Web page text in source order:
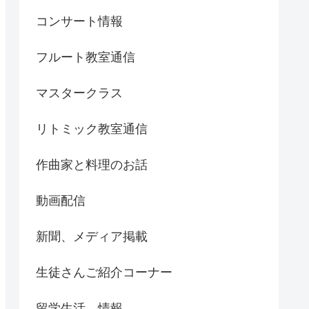
コンサート情報
フルート教室通信
マスタークラス
リトミック教室通信
作曲家と料理のお話
動画配信
新聞、メディア掲載
生徒さんご紹介コーナー